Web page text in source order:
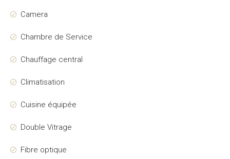
Camera
Chambre de Service
Chauffage central
Climatisation
Cuisine équipée
Double Vitrage
Fibre optique